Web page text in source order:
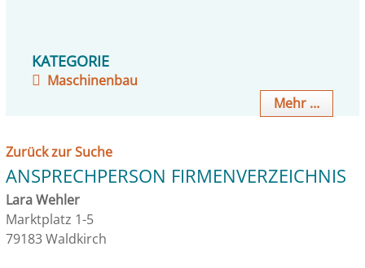
KATEGORIE
Maschinenbau
Mehr …
Zurück zur Suche
ANSPRECHPERSON FIRMENVERZEICHNIS
Lara Wehler
Marktplatz 1-5
79183 Waldkirch